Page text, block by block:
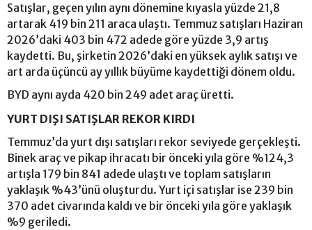
Satışlar, geçen yılın aynı dönemine kıyasla yüzde 21,8
artarak 419 bin 211 araca ulaştı. Temmuz satışları Haziran
2026’daki 403 bin 472 adede göre yüzde 3,9 artış
kaydetti. Bu, şirketin 2026’daki en yüksek aylık satışı ve
art arda üçüncü ay yıllık büyüme kaydettiği dönem oldu.
BYD aynı ayda 420 bin 249 adet araç üretti.
YURT DIŞI SATIŞLAR REKOR KIRDI
Temmuz’da yurt dışı satışları rekor seviyede gerçekleşti.
Binek araç ve pikap ihracatı bir önceki yıla göre %124,3
artışla 179 bin 841 adede ulaştı ve toplam satışların
yaklaşık %43’ünü oluşturdu. Yurt içi satışlar ise 239 bin
370 adet civarında kaldı ve bir önceki yıla göre yaklaşık
%9 geriledi.